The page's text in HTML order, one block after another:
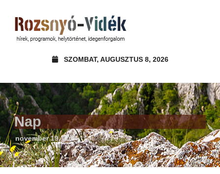
SZOMBAT, AUGUSZTUS 8, 2026
Nap
november 19, 2024